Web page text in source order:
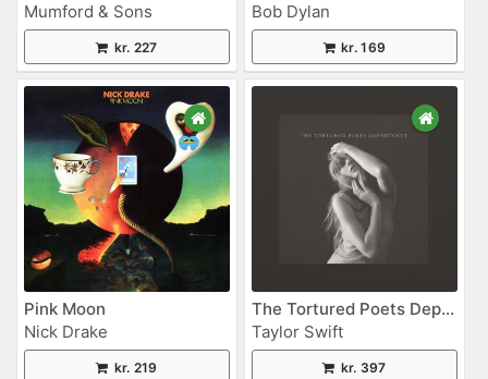
Mumford & Sons
kr. 227
Bob Dylan
kr. 169
Pink Moon
Nick Drake
kr. 219
The Tortured Poets Department
Taylor Swift
kr. 397